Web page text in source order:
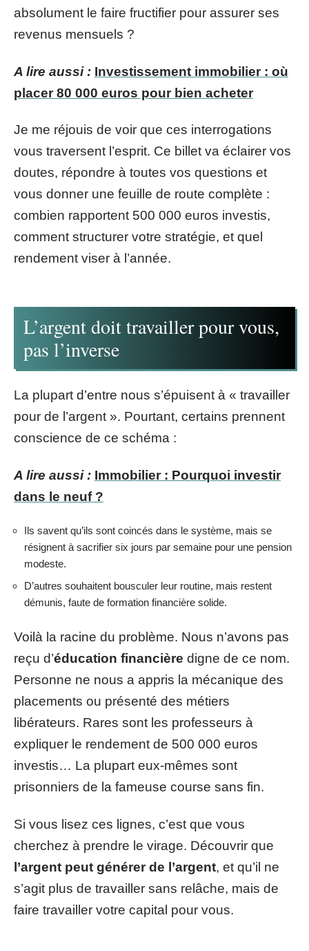
absolument le faire fructifier pour assurer ses
revenus mensuels ?
A lire aussi : Investissement immobilier : où
placer 80 000 euros pour bien acheter
Je me réjouis de voir que ces interrogations
vous traversent l’esprit. Ce billet va éclairer vos
doutes, répondre à toutes vos questions et
vous donner une feuille de route complète :
combien rapportent 500 000 euros investis,
comment structurer votre stratégie, et quel
rendement viser à l’année.
L’argent doit travailler pour vous,
pas l’inverse
La plupart d’entre nous s’épuisent à « travailler
pour de l’argent ». Pourtant, certains prennent
conscience de ce schéma :
A lire aussi : Immobilier : Pourquoi investir
dans le neuf ?
Ils savent qu’ils sont coincés dans le système, mais se
résignent à sacrifier six jours par semaine pour une pension
modeste.
D’autres souhaitent bousculer leur routine, mais restent
démunis, faute de formation financière solide.
Voilà la racine du problème. Nous n’avons pas
reçu d’éducation financière digne de ce nom.
Personne ne nous a appris la mécanique des
placements ou présenté des métiers
libérateurs. Rares sont les professeurs à
expliquer le rendement de 500 000 euros
investis… La plupart eux-mêmes sont
prisonniers de la fameuse course sans fin.
Si vous lisez ces lignes, c’est que vous
cherchez à prendre le virage. Découvrir que
l’argent peut générer de l’argent, et qu’il ne
s’agit plus de travailler sans relâche, mais de
faire travailler votre capital pour vous.